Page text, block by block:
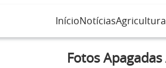
InícioNotíciasAgricultura
Fotos